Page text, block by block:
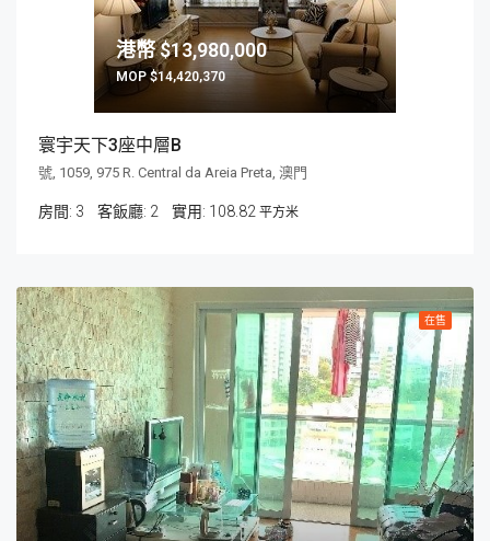
$13,980,000
$14,420,370
寰宇天下3座中層B
號, 1059, 975 R. Central da Areia Preta, 澳門
房間: 3 客飯廳: 2 108.82 平方米
在售